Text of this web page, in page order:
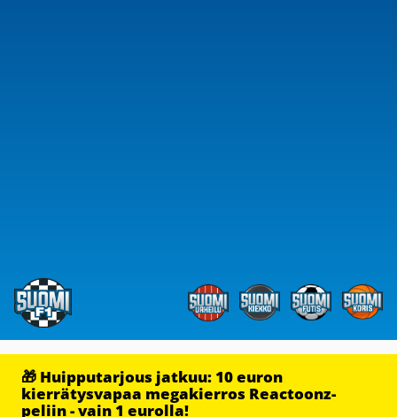
🎁 Huipputarjous jatkuu: 10 euron
kierrätysvapaa megakierros Reactoonz-
peliin - vain 1 eurolla!